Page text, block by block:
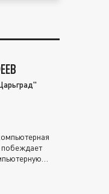
побеждает